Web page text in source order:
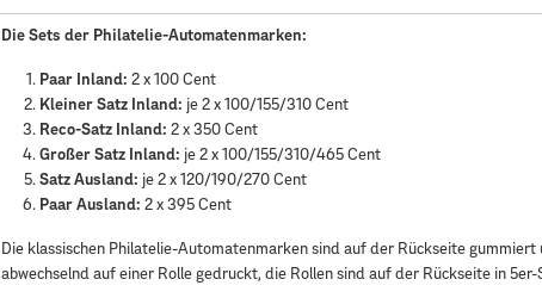
Die Sets der Philatelie-Automatenmarken:
Paar Inland: 2 x 100 Cent
Kleiner Satz Inland: je 2 x 100/155/310 Cent
Reco-Satz Inland: 2 x 350 Cent
Großer Satz Inland: je 2 x 100/155/310/465 Cent
Satz Ausland: je 2 x 120/190/270 Cent
Paar Ausland: 2 x 395 Cent
Die klassischen Philatelie-Automatenmarken sind auf der Rückseite
abwechselnd auf einer Rolle gedruckt, die Rollen sind auf der Rückseite in